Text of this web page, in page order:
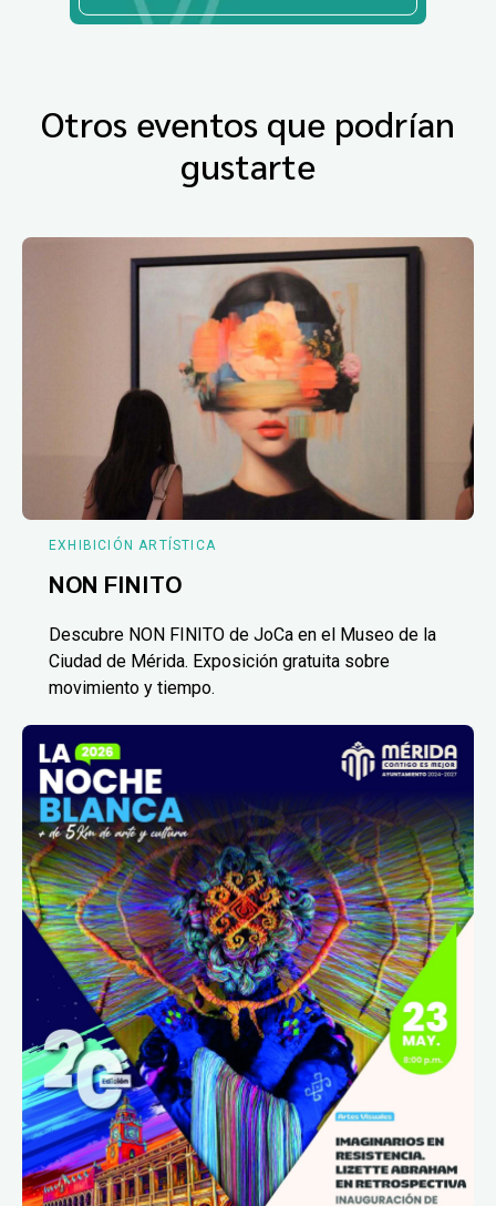
Otros eventos que podrían
gustarte
EXHIBICIÓN ARTÍSTICA
NON FINITO
Descubre NON FINITO de JoCa en el Museo de la
Ciudad de Mérida. Exposición gratuita sobre
movimiento y tiempo.